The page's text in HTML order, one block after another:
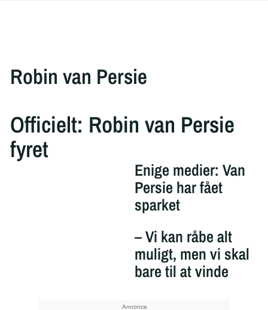
Robin van Persie
Officielt: Robin van Persie
fyret
Enige medier: Van
Persie har fået
sparket
– Vi kan råbe alt
muligt, men vi skal
bare til at vinde